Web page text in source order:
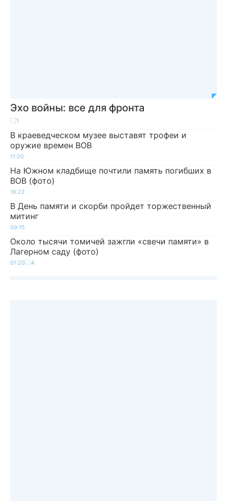
Эхо войны: все для фронта
1
В краеведческом музее выставят трофеи и
оружие времен ВОВ
11:20
На Южном кладбище почтили память погибших в
ВОВ (фото)
16:22
В День памяти и скорби пройдет торжественный
митинг
09:15
Около тысячи томичей зажгли «свечи памяти» в
Лагерном саду (фото)
01:20 4